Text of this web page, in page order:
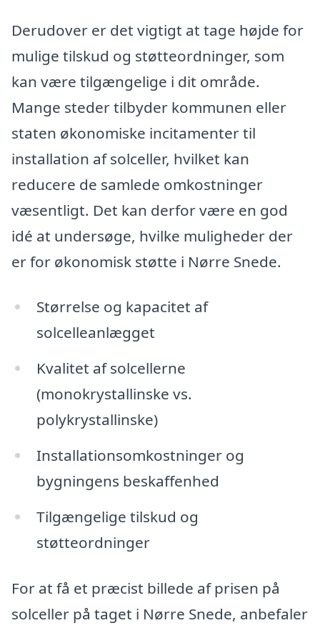
Derudover er det vigtigt at tage højde for
mulige tilskud og støtteordninger, som
kan være tilgængelige i dit område.
Mange steder tilbyder kommunen eller
staten økonomiske incitamenter til
installation af solceller, hvilket kan
reducere de samlede omkostninger
væsentligt. Det kan derfor være en god
idé at undersøge, hvilke muligheder der
er for økonomisk støtte i Nørre Snede.
Størrelse og kapacitet af
solcelleanlægget
Kvalitet af solcellerne
(monokrystallinske vs.
polykrystallinske)
Installationsomkostninger og
bygningens beskaffenhed
Tilgængelige tilskud og
støtteordninger
For at få et præcist billede af prisen på
solceller på taget i Nørre Snede, anbefaler